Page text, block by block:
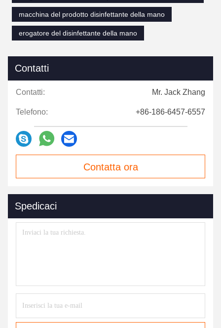
macchina del prodotto disinfettante della mano
erogatore del disinfettante della mano
Contatti
Contatti: Mr. Jack Zhang
Telefono: +86-186-6457-6557
Contatta ora
Spedicaci